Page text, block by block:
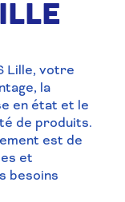
Lille, votre
la
en état et le
de produits.
est de
et
besoins